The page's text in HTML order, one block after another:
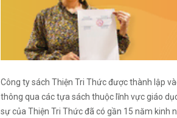
Công ty sách Thiện Tri Thức được thành lập
thông qua các tựa sách thuộc lĩnh vực giáo
sự của Thiện Tri Thức đã có gần 15 năm kinh